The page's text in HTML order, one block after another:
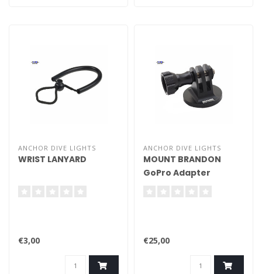
ANCHOR DIVE LIGHTS
WRIST LANYARD
€3,00
ANCHOR DIVE LIGHTS
MOUNT BRANDON
GoPro Adapter
€25,00